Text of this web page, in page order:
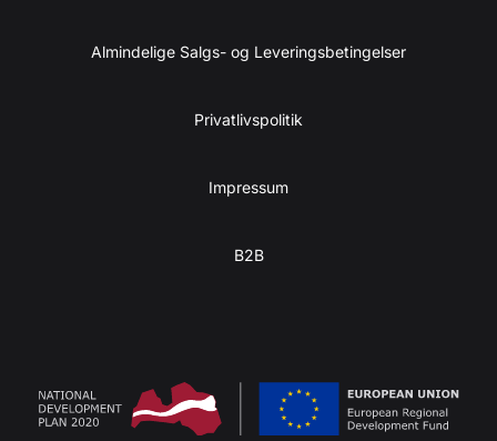
Almindelige Salgs- og Leveringsbetingelser
Privatlivspolitik
Impressum
B2B